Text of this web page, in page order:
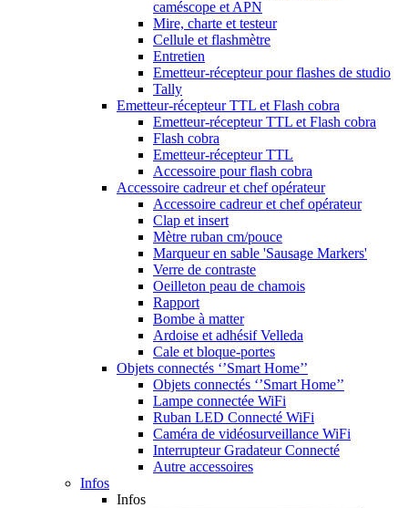
caméscope et APN
Mire, charte et testeur
Cellule et flashmètre
Entretien
Emetteur-récepteur pour flashes de studio
Tally
Emetteur-récepteur TTL et Flash cobra
Emetteur-récepteur TTL et Flash cobra
Flash cobra
Emetteur-récepteur TTL
Accessoire pour flash cobra
Accessoire cadreur et chef opérateur
Accessoire cadreur et chef opérateur
Clap et insert
Mètre ruban cm/pouce
Marqueur en sable 'Sausage Markers'
Verre de contraste
Oeilleton peau de chamois
Rapport
Bombe à matter
Ardoise et adhésif Velleda
Cale et bloque-portes
Objets connectés ‘’Smart Home’’
Objets connectés ‘’Smart Home’’
Lampe connectée WiFi
Ruban LED Connecté WiFi
Caméra de vidéosurveillance WiFi
Interrupteur Gradateur Connecté
Autre accessoires
Infos
Infos